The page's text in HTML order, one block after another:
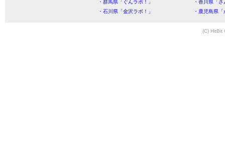
・群馬県「ぐんラボ！」
・香川県「
・石川県「金沢ラボ！」
・鹿児島県
(C) HitBit